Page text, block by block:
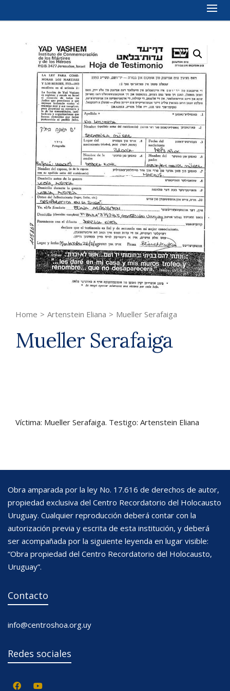
Home > Artenstein Eliana > Mueller Serafaiga
Mueller Serafaiga
Víctima: Mueller Serafaiga. Testigo: Artenstein Eliana
Obra amparada por la ley No. 17.616 de derechos de autor,
propiedad exclusiva del Centro Recordatorio del Holocausto
Uruguay. Cualquier reproducción deberá contar con la
autorización previa y escrita de esta institución, y deberá
ser acompañada por la siguiente leyenda en lugar visible:
“Obra propiedad del Centro Recordatorio del Holocausto,
Uruguay”.
Contacto
info@centroshoa.org.uy
Redes sociales